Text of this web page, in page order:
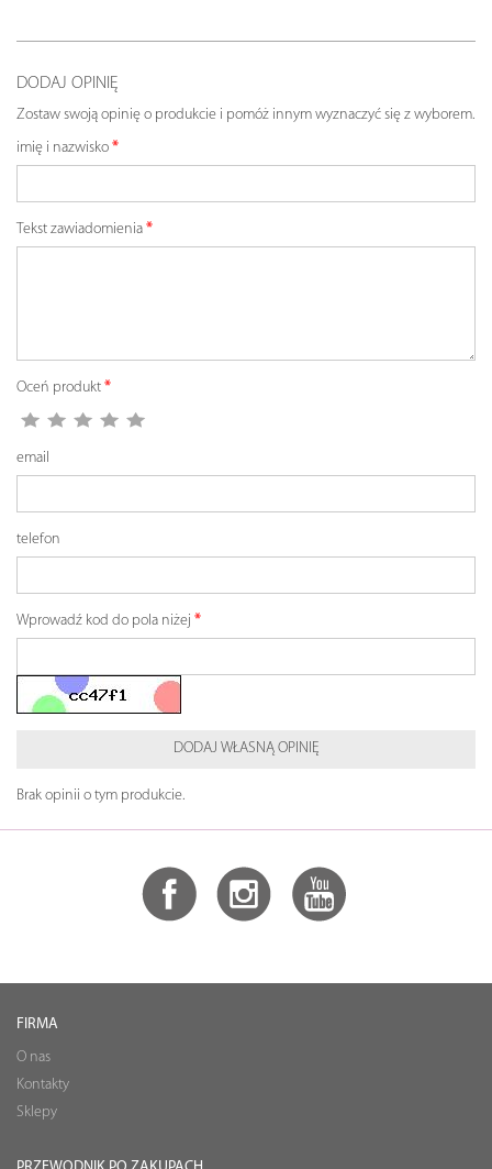
DODAJ OPINIĘ
Zostaw swoją opinię o produkcie i pomóż innym wyznaczyć się z wyborem.
imię i nazwisko
Tekst zawiadomienia
Oceń produkt
email
telefon
Wprowadź kod do pola niżej
DODAJ WŁASNĄ OPINIĘ
Brak opinii o tym produkcie.
FIRMA
O nas
Kontakty
Sklepy